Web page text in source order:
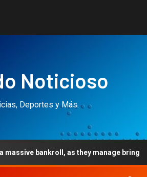
Noticioso
Deportes y Más.
as they manage bringing large